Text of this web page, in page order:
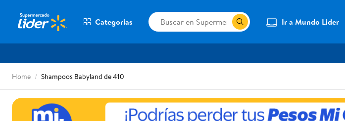
Categorias Ir a Mundo Lider
Home Shampoos Babyland de 410